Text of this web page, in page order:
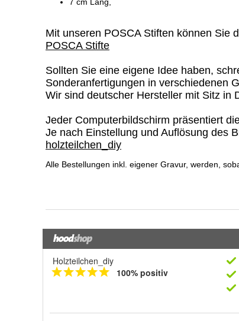
Holzteilchen_diy
100% positiv